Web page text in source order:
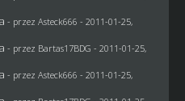
- przez Asteck666 - 2011-01-25,
- przez Bartas17BDG - 2011-01-25,
- przez Asteck666 - 2011-01-25,